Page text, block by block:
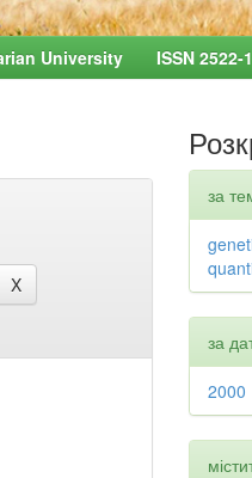
University ISSN 2522-
за
за
2000